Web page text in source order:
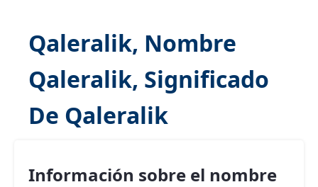
Qaleralik, Nombre
Qaleralik, Significado
De Qaleralik
Información sobre el nombre